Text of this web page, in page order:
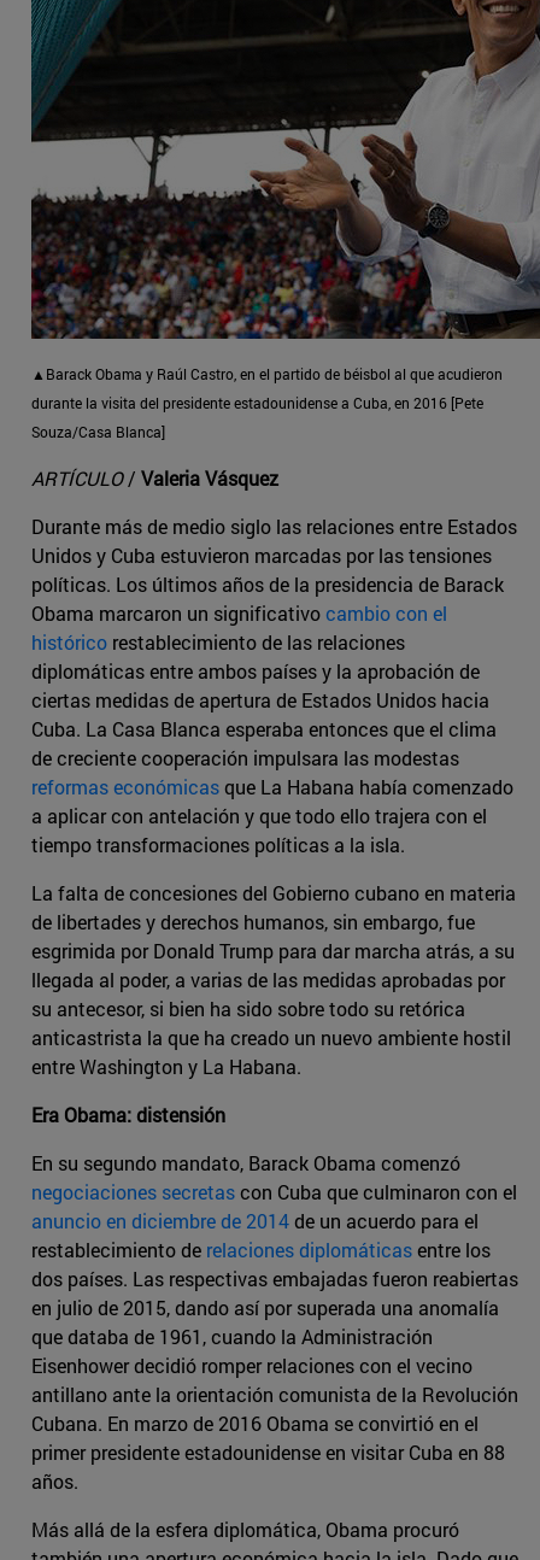
▲Barack Obama y Raúl Castro, en el partido de béisbol al que acudieron
durante la visita del presidente estadounidense a Cuba, en 2016 [Pete
Souza/Casa Blanca]
ARTÍCULO/ Valeria Vásquez
Durante más de medio siglo las relaciones entre Estados
Unidos y Cuba estuvieron marcadas por las tensiones
políticas. Los últimos años de la presidencia de Barack
Obama marcaron un significativocambio con el
histórico restablecimiento de las relaciones
diplomáticas entre ambos países y la aprobación de
ciertas medidas de apertura de Estados Unidos hacia
Cuba. La Casa Blanca esperaba entonces que el clima
de creciente cooperación impulsara las modestas
reformas económicasque La Habana había comenzado
a aplicar con antelación y que todo ello trajera con el
tiempo transformaciones políticas a la isla.
La falta de concesiones del Gobierno cubano en materia
de libertades y derechos humanos, sin embargo, fue
esgrimida por Donald Trump para dar marcha atrás, a su
llegada al poder, a varias de las medidas aprobadas por
su antecesor, si bien ha sido sobre todo su retórica
anticastrista la que ha creado un nuevo ambiente hostil
entre Washington y La Habana.
Era Obama: distensión
En su segundo mandato, Barack Obama comenzó
negociaciones secretascon Cuba que culminaron con el
anuncio en diciembre de 2014de un acuerdo para el
restablecimiento de relaciones diplomáticasentre los
dos países. Las respectivas embajadas fueron reabiertas
en julio de 2015, dando así por superada una anomalía
que databa de 1961, cuando la Administración
Eisenhower decidió romper relaciones con el vecino
antillano ante la orientación comunista de la Revolución
Cubana. En marzo de 2016 Obama se convirtió en el
primer presidente estadounidense en visitar Cuba en 88
años.
Más allá de la esfera diplomática, Obama procuró